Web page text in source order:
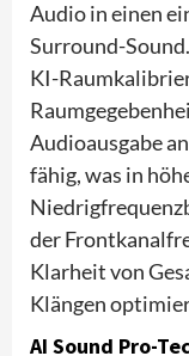
Audio in einen
Surround-
KI-
Audioausgabe
fähig, was in
der
Klarheit von
Klängen
AI Sound Pro-